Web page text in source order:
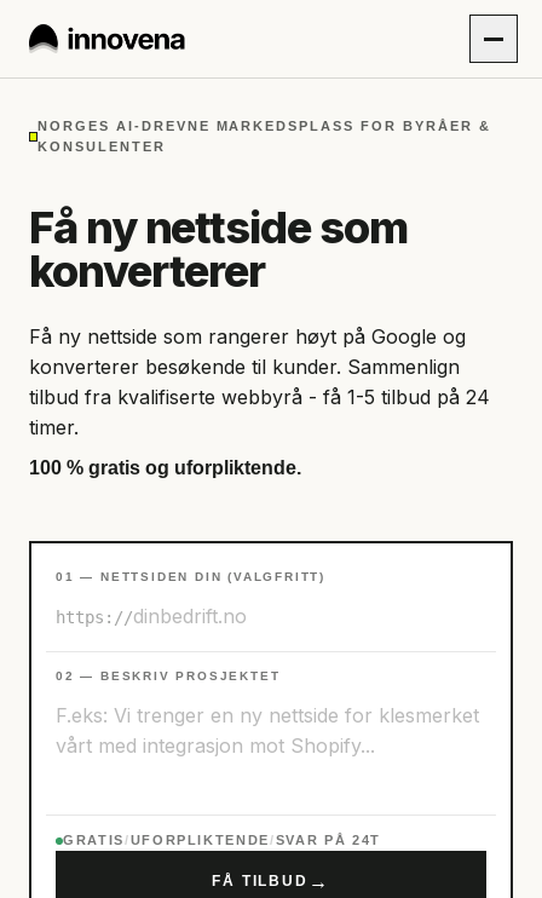
NORGES AI-DREVNE MARKEDSPLASS FOR BYRÅER &
KONSULENTER
Få ny nettside som
konverterer
Få ny nettside som rangerer høyt på Google og
konverterer besøkende til kunder. Sammenlign
tilbud fra kvalifiserte webbyrå - få 1-5 tilbud på 24
timer.
100 % gratis og uforpliktende.
01 — NETTSIDEN DIN (VALGFRITT)
https://
02 — BESKRIV PROSJEKTET
GRATIS/UFORPLIKTENDE/SVAR PÅ 24T
FÅ TILBUD →